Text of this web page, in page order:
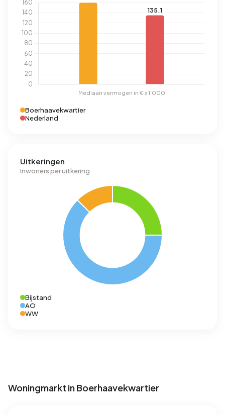
Boerhaavekwartier
Nederland
Uitkeringen
Inwoners per uitkering
Bijstand
AO
WW
Woningmarkt in Boerhaavekwartier